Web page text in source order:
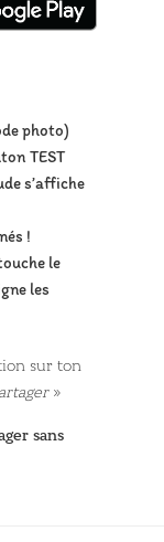
photo)
TEST
s’affiche
!
le
les
sur ton
»
sans